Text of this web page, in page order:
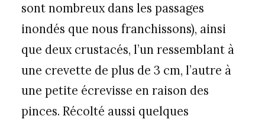
sont nombreux dans les passages
inondés que nous franchissons), ainsi
que deux crustacés, l’un ressemblant à
une crevette de plus de 3 cm, l’autre à
une petite écrevisse en raison des
pinces. Récolté aussi quelques